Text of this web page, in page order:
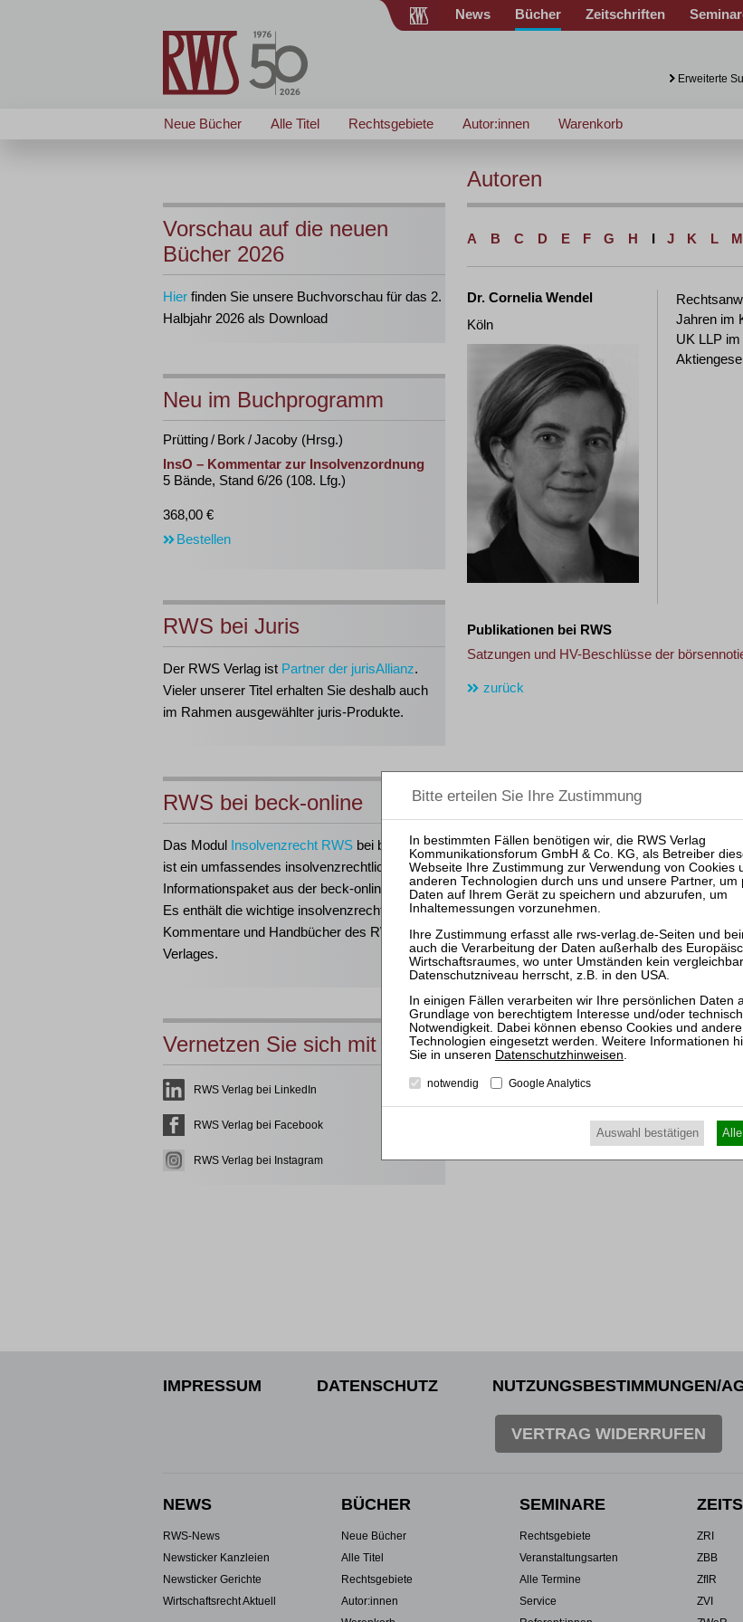
News Bücher Zeitschriften
Erweiterte
Neue Bücher Alle Titel Rechtsgebiete Autor:innen Warenkorb
Vorschau auf die neuen
Bücher 2026
Hier finden Sie unsere Buchvorschau für das 2.
Halbjahr 2026 als Download
Neu im Buchprogramm
Prütting / Bork / Jacoby (Hrsg.)
InsO – Kommentar zur Insolvenzordnung
5 Bände, Stand 6/26 (108. Lfg.)
368,00 €
Bestellen
RWS bei Juris
Der RWS Verlag ist Partner der jurisAllianz.
Vieler unserer Titel erhalten Sie deshalb auch
im Rahmen ausgewählter juris-Produkte.
RWS bei beck-online
Das Modul Insolvenzrecht RWS bei beck-online
ist ein umfassendes insolvenzrechtliches
Informationspaket aus der beck-online-Familie.
Es enthält die wichtige insolvenzrechtliche
Kommentare und Handbücher des RWS
Verlages.
Vernetzen Sie sich mit uns
RWS Verlag bei LinkedIn
RWS Verlag bei Facebook
RWS Verlag bei Instagram
Autoren
A B C D E F G H I J K L M
Dr. Cornelia Wendel
Köln
Jahren im
UK LLP
Publikationen bei RWS
Satzungen und HV-Beschlüsse der
zurück
IMPRESSUM DATENSCHUTZ NUTZUNGSBESTIMMUNGEN/
VERTRAG WIDERRUFEN
NEWS
RWS-News
Newsticker Kanzleien
Newsticker Gerichte
Wirtschaftsrecht Aktuell
BÜCHER
Neue Bücher
Alle Titel
Rechtsgebiete
Autor:innen
SEMINARE
Rechtsgebiete
Veranstaltungsarten
Alle Termine
Service
ZRI
ZBB
ZfIR
ZVI
Datenschutzhinweisen.
notwendig Google Analytics
Auswahl bestätigen